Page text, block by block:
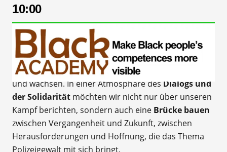
10:00
Ein Jahr nach dem Vorfall der Polizeigewalt gegen
Mitglieder der Black Academy, laden wir Sie
herzlich ein, zusammenzukommen, umum
gemeinsam aus unseren Kampf zu lernen, verstehen
und wachsen. In einer Atmosphäre des Dialogs und
der Solidarität möchten wir nicht nur über unseren
Kampf berichten, sondern auch eine Brücke bauen
zwischen Vergangenheit und Zukunft, zwischen
Herausforderungen und Hoffnung, die das Thema
Polizeigewalt mit sich bringt.